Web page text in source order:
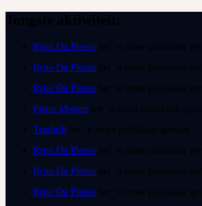
Ryno Du Plessis
Ryno Du Plessis
Ryno Du Plessis
Pieter Mostert
Tearlach
Ryno Du Plessis
Ryno Du Plessis
Ryno Du Plessis